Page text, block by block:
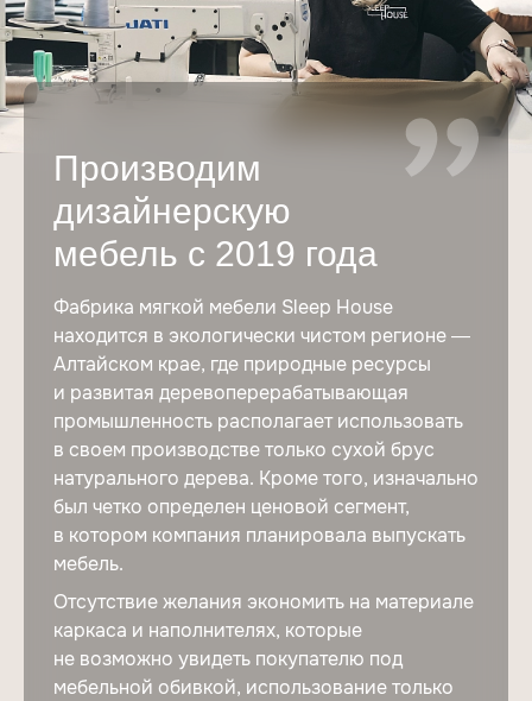
Производим
дизайнерскую
мебель с 2019 года
Фабрика мягкой мебели Sleep House
находится в экологически чистом регионе —
Алтайском крае, где природные ресурсы
и развитая деревоперерабатывающая
промышленность располагает использовать
в своем производстве только сухой брус
натурального дерева. Кроме того, изначально
был четко определен ценовой сегмент,
в котором компания планировала выпускать
мебель.
Отсутствие желания экономить на материале
каркаса и наполнителях, которые
не возможно увидеть покупателю под
мебельной обивкой, использование только